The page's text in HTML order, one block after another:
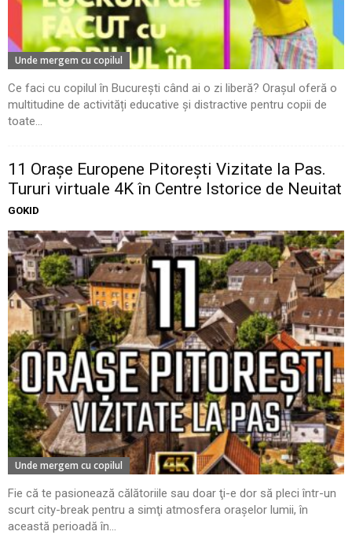
Unde mergem cu copilul
Ce faci cu copilul în București când ai o zi liberă? Orașul oferă o
multitudine de activități educative și distractive pentru copii de
toate...
11 Oraşe Europene Pitoreşti Vizitate la Pas.
Tururi virtuale 4K în Centre Istorice de Neuitat
GOKID
Unde mergem cu copilul
Fie că te pasionează călătoriile sau doar ţi-e dor să pleci într-un
scurt city-break pentru a simţi atmosfera oraşelor lumii, în
această perioadă în...